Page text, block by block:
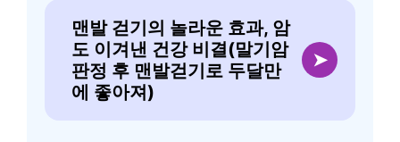
맨발 걷기의 놀라운 효과, 암
도 이겨낸 건강 비결(말기암
판정 후 맨발걷기로 두달만
에 좋아져)
➤